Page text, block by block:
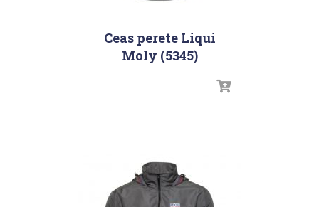
Ceas perete Liqui
Moly (5345)